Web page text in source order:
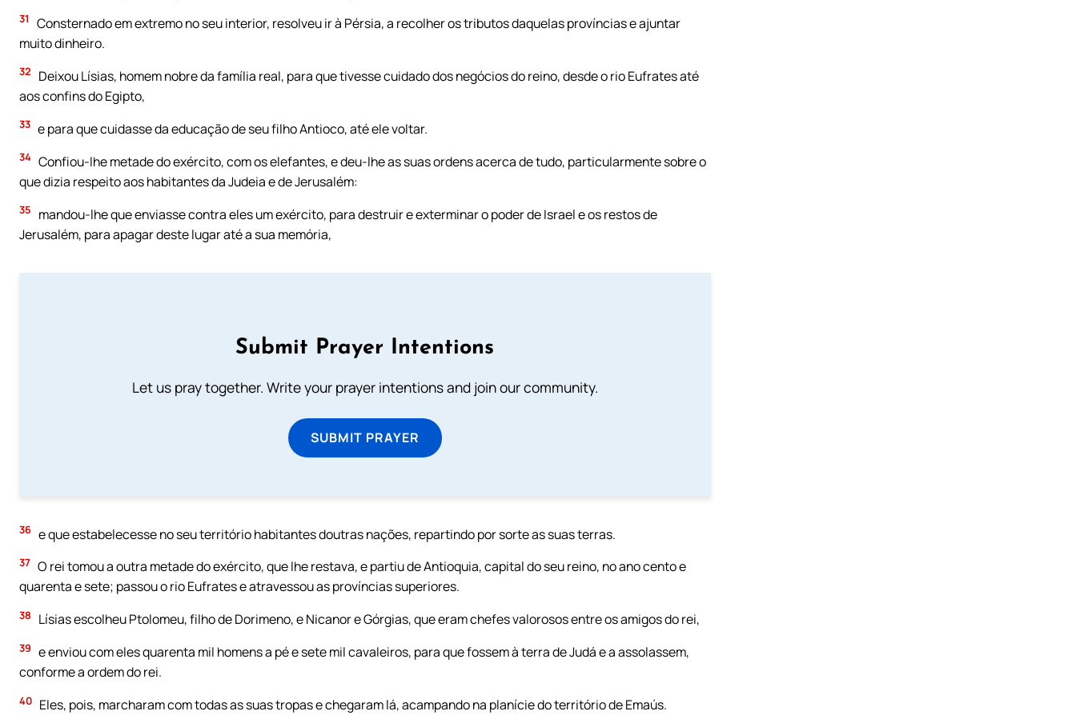
31
Consternado em extremo no seu interior, resolveu ir à Pérsia, a recolher os tributos daquelas províncias e ajuntar
muito dinheiro.
32
Deixou Lísias, homem nobre da família real, para que tivesse cuidado dos negócios do reino, desde o rio Eufrates até
aos confins do Egipto,
33 e para que cuidasse da educação de seu filho Antioco, até ele voltar.
34 Confiou-lhe metade do exército, com os elefantes, e deu-lhe as suas ordens acerca de tudo, particularmente sobre o
que dizia respeito aos habitantes da Judeia e de Jerusalém:
35
mandou-lhe que enviasse contra eles um exército, para destruir e exterminar o poder de Israel e os restos de
Jerusalém, para apagar deste lugar até a sua memória,
Submit Prayer Intentions
Let us pray together. Write your prayer intentions and join our community.
SUBMIT PRAYER
36 e que estabelecesse no seu território habitantes doutras nações, repartindo por sorte as suas terras.
37 O rei tomou a outra metade do exército, que lhe restava, e partiu de Antioquia, capital do seu reino, no ano cento e
quarenta e sete; passou o rio Eufrates e atravessou as províncias superiores.
38 Lísias escolheu Ptolomeu, filho de Dorimeno, e Nicanor e Górgias, que eram chefes valorosos entre os amigos do rei,
39 e enviou com eles quarenta mil homens a pé e sete mil cavaleiros, para que fossem à terra de Judá e a assolassem,
conforme a ordem do rei.
40 Eles, pois, marcharam com todas as suas tropas e chegaram lá, acampando na planície do território de Emaús.